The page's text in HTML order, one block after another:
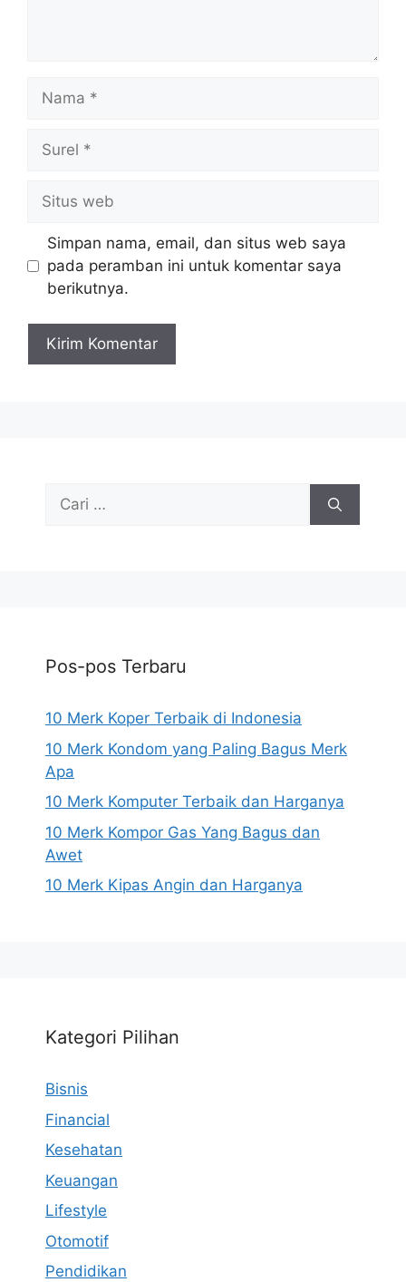
web
Simpan nama, email, dan situs web saya
pada peramban ini untuk komentar saya
berikutnya.
Cari
Pos-pos Terbaru
10 Merk Koper Terbaik di Indonesia
10 Merk Kondom yang Paling Bagus Merk
Apa
10 Merk Komputer Terbaik dan Harganya
10 Merk Kompor Gas Yang Bagus dan
Awet
10 Merk Kipas Angin dan Harganya
Kategori Pilihan
Bisnis
Financial
Kesehatan
Keuangan
Lifestyle
Otomotif
Pendidikan